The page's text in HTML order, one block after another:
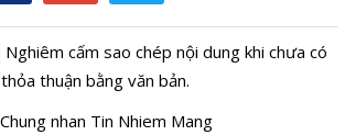
Nghiêm cấm sao chép nội dung khi chưa có
thỏa thuận bằng văn bản.